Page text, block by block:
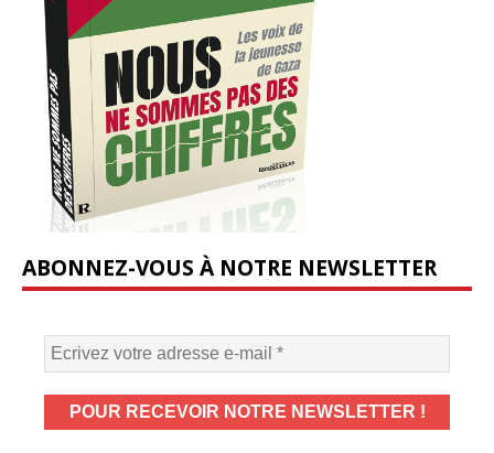
ABONNEZ-VOUS À NOTRE NEWSLETTER